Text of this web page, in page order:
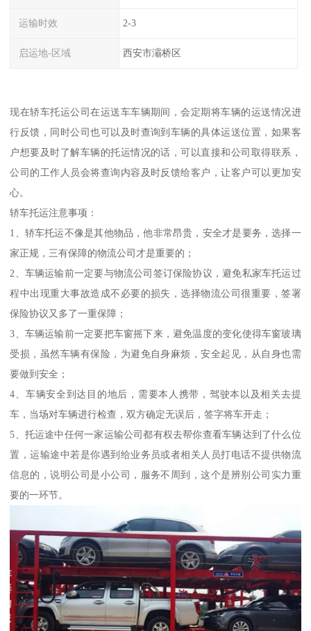
运输时效 2-3
启运地-区域 西安市灞桥区
现在轿车托运公司在运送车车辆期间，会定期将车辆的运送情况进
行反馈，同时公司也可以及时查询到车辆的具体运送位置，如果客
户想要及时了解车辆的托运情况的话，可以直接和公司取得联系，
公司的工作人员会将查询内容及时反馈给客户，让客户可以更加安
心。
轿车托运注意事项：
1、轿车托运不像是其他物品，他非常昂贵，安全才是要务，选择一
家正规，三有保障的物流公司才是重要的；
2、车辆运输前一定要与物流公司签订保险协议，避免私家车托运过
程中出现重大事故造成不必要的损失，选择物流公司很重要，签署
保险协议又多了一重保障；
3、车辆运输前一定要把车窗摇下来，避免温度的变化使得车窗玻璃
受损，虽然车辆有保险，为避免自身麻烦，安全起见，从自身也需
要做到安全；
4、车辆安全到达目的地后，需要本人携带，驾驶本以及相关去提
车，当场对车辆进行检查，双方确定无误后，签字将车开走；
5、托运途中任何一家运输公司都有权去帮你查看车辆达到了什么位
置，运输途中若是你遇到给业务员或者相关人员打电话不提供物流
信息的，说明公司是小公司，服务不周到，这个是辨别公司实力重
要的一环节。